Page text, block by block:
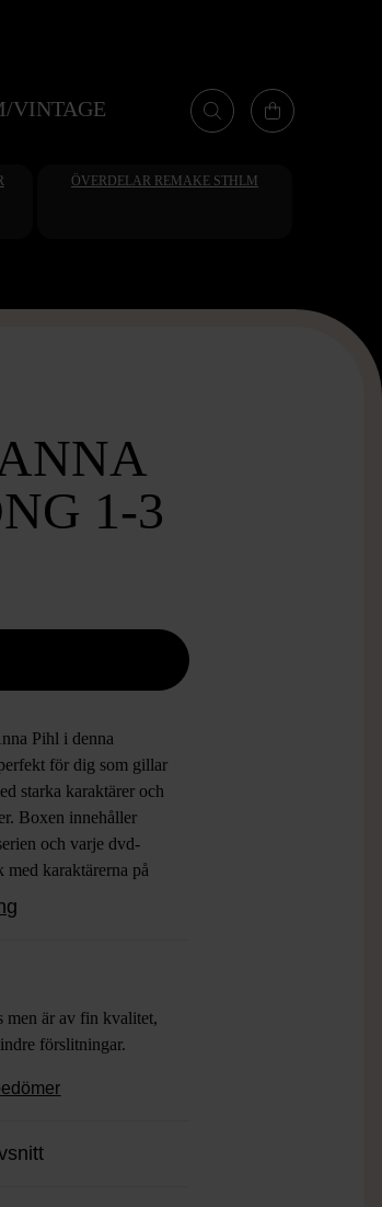
VINTAGE
ÖVERDELAR REMAKE STHLM
1-3
Pihl i denna
för dig som gillar
starka karaktärer och
Boxen innehåller
och varje dvd-
karaktärerna på
text på baksidan.
och lätt att förvara,
är ett komplett
men är av fin kvalitet,
förslitningar.